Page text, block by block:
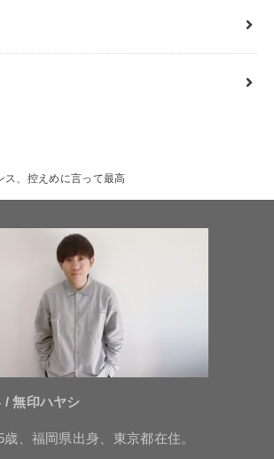
ス、控えめに言って最高
/ 無印ハヤシ
、福岡県出身、東京都在住。